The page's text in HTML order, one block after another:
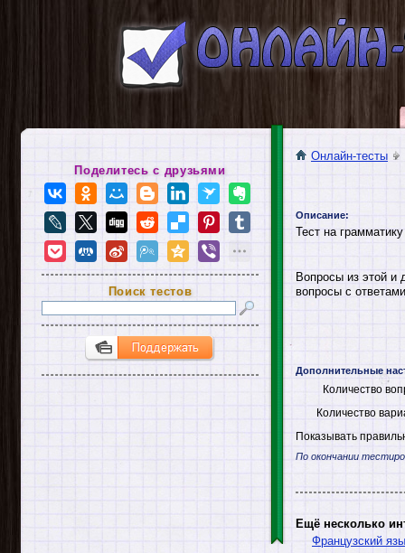
Онлайн-тесты
Описание:
Тест на
Вопросы из этой и
вопросы с
Дополнительные
Количество
Количество
Показывать
По окончании
Ещё несколько
Французский
Поделитесь с друзьями
Поиск тестов